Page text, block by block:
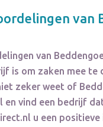
van
van
is om zaken mee te
zeker weet of
en vind een bedrijf
u een positieve